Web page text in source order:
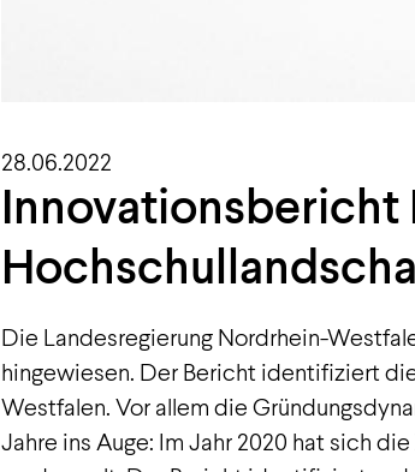
28.06.2022
Innovationsbericht
Die Landesregierung Nordrhein-
hingewiesen. Der Bericht identifiziert
Westfalen. Vor allem die
Jahre ins Auge: Im Jahr 2020 hat sich